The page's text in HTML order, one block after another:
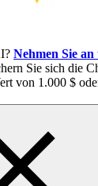
Nehmen Sie
Sie sich die
von 1.000 $